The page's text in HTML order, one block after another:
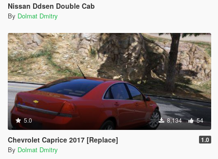
Nissan Ddsen Double Cab
By Dolmat Dmitry
5.0 8,134 54
Chevrolet Caprice 2017 [Replace] 1.0
By Dolmat Dmitry